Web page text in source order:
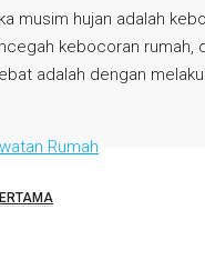
musim hujan adalah
kebocoran
adalah dengan
Rumah